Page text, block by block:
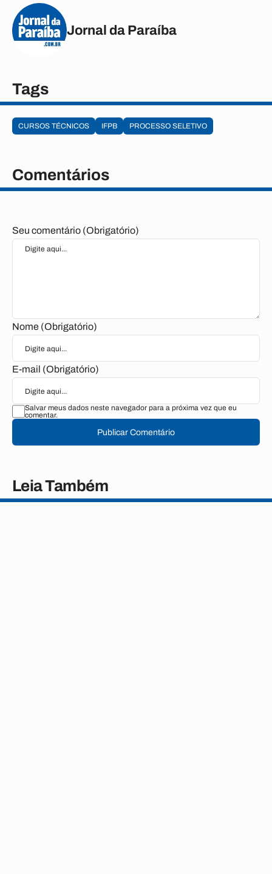
Jornal da Paraíba
Tags
CURSOS TÉCNICOS IFPB PROCESSO SELETIVO
Comentários
Seu comentário (Obrigatório)
Nome (Obrigatório)
E-mail (Obrigatório)
Salvar meus dados neste navegador para a próxima vez que eu
comentar.
Publicar Comentário
Leia Também